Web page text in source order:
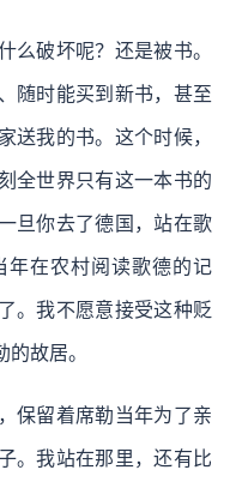
么破坏呢？还是被书。
随时能买到新书，甚至
送我的书。这个时候，
全世界只有这一本书的
旦你去了德国，站在歌
年在农村阅读歌德的记
。我不愿意接受这种贬
故居。
保留着席勒当年为了亲
。我站在那里，还有比